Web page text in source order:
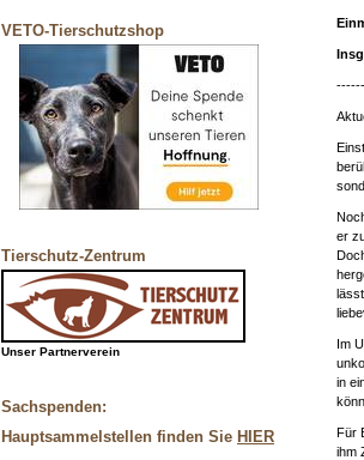
VETO-Tierschutzshop
Tierschutz-Zentrum
Unser Partnerverein
Sachspenden:
Hauptsammelstellen finden Sie HIER
er
Im
in
Für
ihm